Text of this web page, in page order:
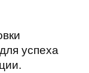
успеха